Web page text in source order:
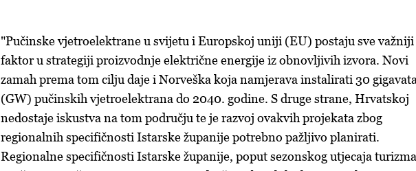
"Pučinske vjetroelektrane u svijetu i Europskoj uniji (EU) postaju sve važniji
faktor u strategiji proizvodnje električne energije iz obnovljivih izvora. Novi
zamah prema tom cilju daje i Norveška koja namjerava instalirati 30 gigavata
(GW) pučinskih vjetroelektrana do 2040. godine. S druge strane, Hrvatskoj
nedostaje iskustva na tom području te je razvoj ovakvih projekata zbog
regionalnih specifičnosti Istarske županije potrebno pažljivo planirati.
Regionalne specifičnosti Istarske županije, poput sezonskog utjecaja